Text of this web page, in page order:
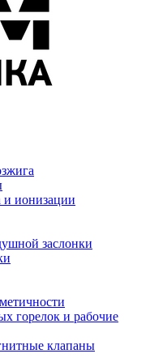
и ионизации
заслонки
горелок и рабочие
клапаны